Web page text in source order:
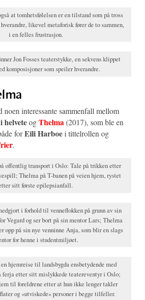
at tomhetsfølelsen er en tilstand som på tross
likevel metaforisk fører de to sammen,
i en felles frustrasjon.
Jon Fosses teaterstykke, en sekvens klippet
komposisjoner som speiler hverandre.
interessante sammenfall mellom
helveteogThelma(2017), som ble en
forEili Harboei tittelrollen og
.
offentlig transport i Oslo: Tale på trikken etter
Thelma på T-banen på veien hjem, rystet
sitt første epilepsianfall.
i forhold til venneflokken på grunn av sin
Vegard og ser bort på sin mentor Lars; Thelma
opp på sin nye venninne Anja, som blir en slags
for henne i studentmiljøet.
hjemreise til landsbygda ensbetydende med
ferja etter sitt mislykkede teatereventyr i Oslo;
til foreldrene etter at hun ikke lenger takler
og «utviskede» personer i begge tilfeller.